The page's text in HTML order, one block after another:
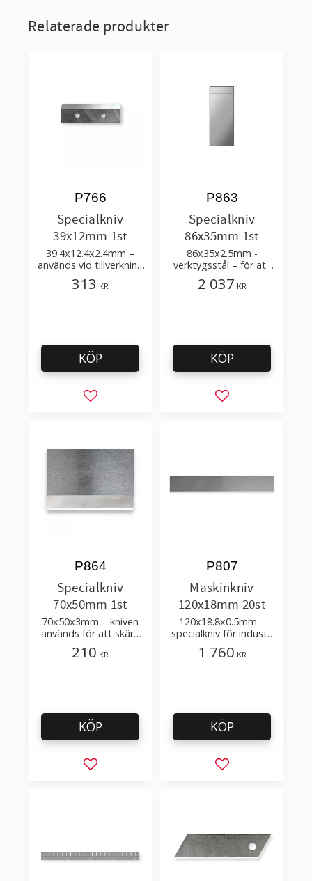
Relaterade produkter
Specialkniv
39x12mm 1st
39.4x12.4x2.4mm –
används vid tillverkning
av kabel
P766
313 KR
Lägg till i favoriter
KÖP
Specialkniv
86x35mm 1st
86x35x2.5mm -
verktygsstål – för att
skära kabel
P863
2 037 KR
Lägg till i
KÖP
Specialkniv
70x50mm 1st
70x50x3mm – kniven
används för att skära
kabel, sladd, trådar
P864
210 KR
Lägg till i favoriter
KÖP
Maskinkniv
120x18mm 20st
120x18.8x0.5mm –
specialkniv för industri
– för att skära HDPE,
LDPE, polyeten pellets
P807
1 760 KR
Lägg till i
KÖP